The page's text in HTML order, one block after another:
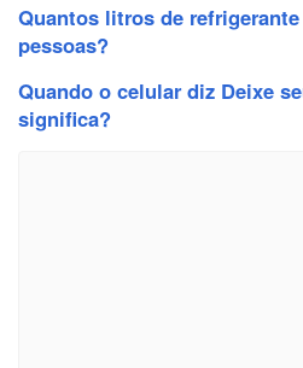
Quantos litros de
pessoas?
Quando o celular diz Deixe
significa?